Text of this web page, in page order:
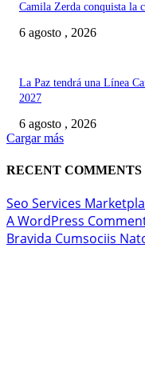
Camila Zerda conquista la
6 agosto , 2026
La Paz tendrá una Línea
2027
6 agosto , 2026
Cargar más
RECENT COMMENTS
Seo Services
A WordPress
Bravida Cumsociis